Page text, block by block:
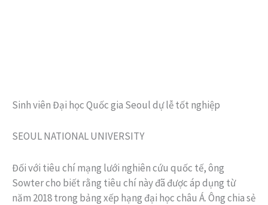
Sinh viên Đại học Quốc gia Seoul dự lễ tốt nghiệp
SEOUL NATIONAL UNIVERSITY
Đối với tiêu chí mạng lưới nghiên cứu quốc tế, ông
Sowter cho biết rằng tiêu chí này đã được áp dụng từ
năm 2018 trong bảng xếp hạng đại học châu Á. Ông chia sẻ